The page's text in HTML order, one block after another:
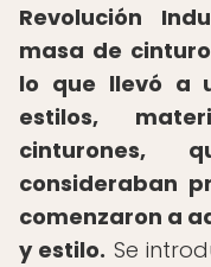
Revolución
masa de
lo que llevó a
estilos,
cinturones,
consideraban
comenzaron a
y estilo. Se